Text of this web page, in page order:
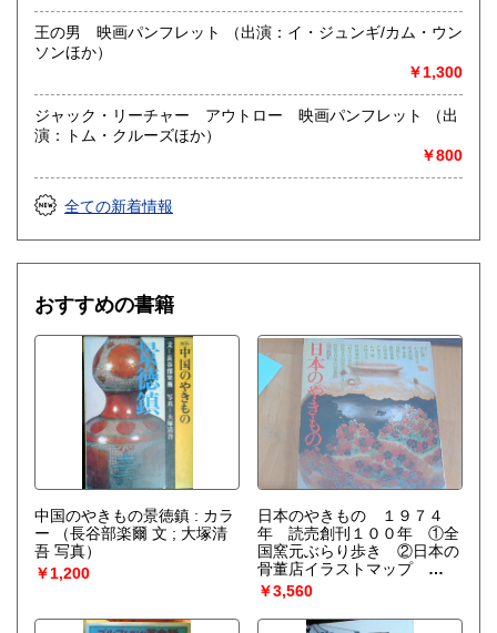
王の男 映画パンフレット （出演：イ・ジュンギ/カム・ウン
ソンほか）
￥1,300
ジャック・リーチャー アウトロー 映画パンフレット （出
演：トム・クルーズほか）
￥800
全ての新着情報
おすすめの書籍
中国のやきもの景徳鎮 : カラ
ー
（長谷部楽爾 文 ; 大塚清
吾 写真）
￥1,200
日本のやきもの １９７４
年 読売創刊１００年 ①全
国窯元ぶらり歩き ②日本の
骨董店イラストマップ
（文）井伏鱒二 小山冨士
夫 白洲正子 藤原審爾ほ
か）
￥3,560